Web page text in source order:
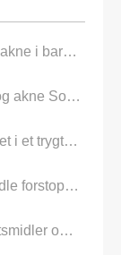
Enkle hjem rettsmidler for å behandle akne i bare en week
Herbal behandling for å fjerne kviser og akne Som Er Safe
Herbal rettsmidler for å behandle surhet i et trygt Manner
Effektiv Herbal rettsmidler for å behandle forstoppelse naturlig og Safely
Herbal behandling for akne, kviser rettsmidler og mørke flekker Cures